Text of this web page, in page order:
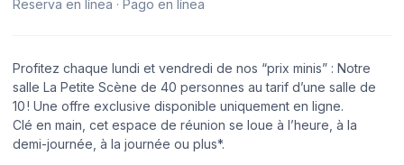
Reserva en línea · Pago en línea
Profitez chaque lundi et vendredi de nos “prix minis” : Notre
salle La Petite Scène de 40 personnes au tarif d’une salle de
10 ! Une offre exclusive disponible uniquement en ligne.
Clé en main, cet espace de réunion se loue à l’heure, à la
demi-journée, à la journée ou plus*.